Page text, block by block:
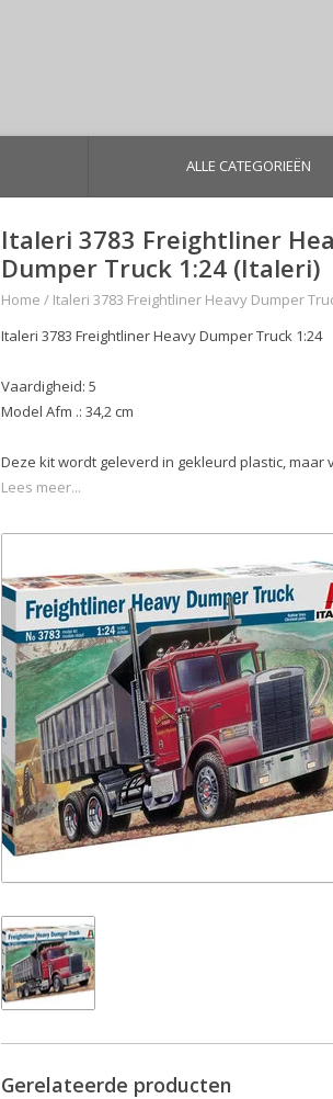
ALLE CATEGORIEËN
Italeri 3783 Freightliner
Dumper Truck 1:24 (Italeri)
Home / Italeri 3783 Freightliner Heavy Dumper
Italeri 3783 Freightliner Heavy Dumper Truck 1:24
Vaardigheid: 5
Model Afm .: 34,2 cm
Deze kit wordt geleverd in gekleurd plastic,
Lees meer...
Gerelateerde producten